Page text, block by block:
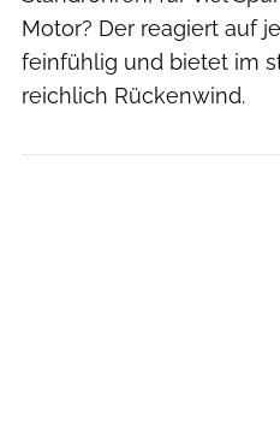
Motor? Der reagiert auf
feinfühlig und bietet im
reichlich Rückenwind.